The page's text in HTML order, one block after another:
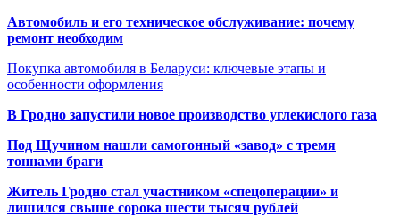
Автомобиль и его техническое обслуживание: почему
ремонт необходим
Покупка автомобиля в Беларуси: ключевые этапы и
особенности оформления
В Гродно запустили новое производство углекислого газа
Под Щучином нашли самогонный «завод» с тремя
тоннами браги
Житель Гродно стал участником «спецоперации» и
лишился свыше сорока шести тысяч рублей